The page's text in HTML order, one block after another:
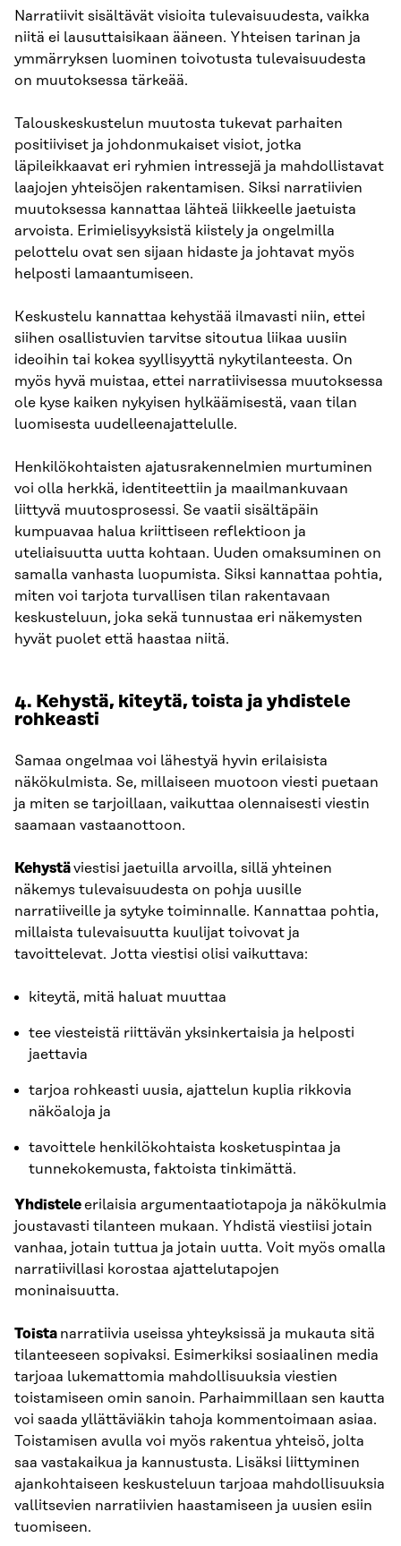
Narratiivit sisältävät visioita tulevaisuudesta, vaikka
niitä ei lausuttaisikaan ääneen. Yhteisen tarinan ja
ymmärryksen luominen toivotusta tulevaisuudesta
on muutoksessa tärkeää.
Talouskeskustelun muutosta tukevat parhaiten
positiiviset ja johdonmukaiset visiot, jotka
läpileikkaavat eri ryhmien intressejä ja mahdollistavat
laajojen yhteisöjen rakentamisen. Siksi narratiivien
muutoksessa kannattaa lähteä liikkeelle jaetuista
arvoista. Erimielisyyksistä kiistely ja ongelmilla
pelottelu ovat sen sijaan hidaste ja johtavat myös
helposti lamaantumiseen.
Keskustelu kannattaa kehystää ilmavasti niin, ettei
siihen osallistuvien tarvitse sitoutua liikaa uusiin
ideoihin tai kokea syyllisyyttä nykytilanteesta. On
myös hyvä muistaa, ettei narratiivisessa muutoksessa
ole kyse kaiken nykyisen hylkäämisestä, vaan tilan
luomisesta uudelleenajattelulle.
Henkilökohtaisten ajatusrakennelmien murtuminen
voi olla herkkä, identiteettiin ja maailmankuvaan
liittyvä muutosprosessi. Se vaatii sisältäpäin
kumpuavaa halua kriittiseen reflektioon ja
uteliaisuutta uutta kohtaan. Uuden omaksuminen on
samalla vanhasta luopumista. Siksi kannattaa pohtia,
miten voi tarjota turvallisen tilan rakentavaan
keskusteluun, joka sekä tunnustaa eri näkemysten
hyvät puolet että haastaa niitä.
4. Kehystä, kiteytä, toista ja yhdistele
rohkeasti
Samaa ongelmaa voi lähestyä hyvin erilaisista
näkökulmista. Se, millaiseen muotoon viesti puetaan
ja miten se tarjoillaan, vaikuttaa olennaisesti viestin
saamaan vastaanottoon.
Kehystäviestisi jaetuilla arvoilla, sillä yhteinen
näkemys tulevaisuudesta on pohja uusille
narratiiveille ja sytyke toiminnalle. Kannattaa pohtia,
millaista tulevaisuutta kuulijat toivovat ja
tavoittelevat. Jotta viestisi olisi vaikuttava:
kiteytä, mitä haluat muuttaa
tee viesteistä riittävän yksinkertaisia ja helposti
jaettavia
tarjoa rohkeasti uusia, ajattelun kuplia rikkovia
näköaloja ja
tavoittele henkilökohtaista kosketuspintaa ja
tunnekokemusta, faktoista tinkimättä.
Yhdisteleerilaisia argumentaatiotapoja ja näkökulmia
joustavasti tilanteen mukaan. Yhdistä viestiisi jotain
vanhaa, jotain tuttua ja jotain uutta. Voit myös omalla
narratiivillasi korostaa ajattelutapojen
moninaisuutta.
Toista narratiivia useissa yhteyksissä ja mukauta sitä
tilanteeseen sopivaksi. Esimerkiksi sosiaalinen media
tarjoaa lukemattomia mahdollisuuksia viestien
toistamiseen omin sanoin. Parhaimmillaan sen kautta
voi saada yllättäviäkin tahoja kommentoimaan asiaa.
Toistamisen avulla voi myös rakentua yhteisö, jolta
saa vastakaikua ja kannustusta. Lisäksi liittyminen
ajankohtaiseen keskusteluun tarjoaa mahdollisuuksia
vallitsevien narratiivien haastamiseen ja uusien esiin
tuomiseen.